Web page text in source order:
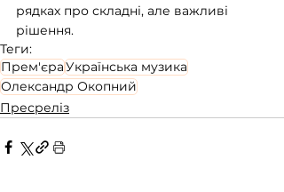
рядках про складні, але важливі
рішення.
Теги:
Прем'єраУкраїнська музика
Олександр Окопний
Пресреліз